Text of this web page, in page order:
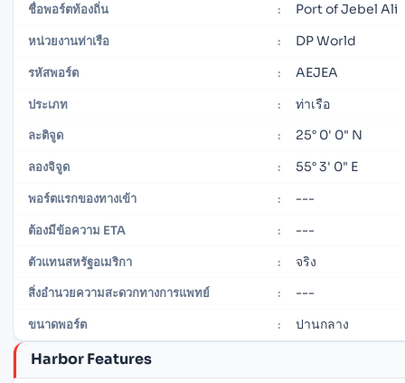
ชื่อพอร์ตท้องถิ่น : Port of Jebel Ali
หน่วยงานท่าเรือ : DP World
รหัสพอร์ต : AEJEA
ประเภท : ท่าเรือ
ละติจูด : 25° 0' 0" N
ลองจิจูด : 55° 3' 0" E
พอร์ตแรกของทางเข้า : ---
ต้องมีข้อความ ETA : ---
ตัวแทนสหรัฐอเมริกา : จริง
สิ่งอำนวยความสะดวกทางการแพทย์ : ---
ขนาดพอร์ต : ปานกลาง
Harbor Features